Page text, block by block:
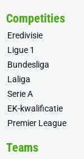
Competities
Eredivisie
Ligue 1
Bundesliga
Laliga
Serie A
EK-kwalificatie
Premier League
Teams